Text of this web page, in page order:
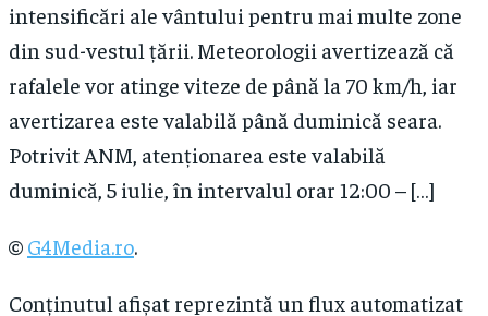
intensificări ale vântului pentru mai multe zone
din sud-vestul țării. Meteorologii avertizează că
rafalele vor atinge viteze de până la 70 km/h, iar
avertizarea este valabilă până duminică seara.
Potrivit ANM, atenționarea este valabilă
duminică, 5 iulie, în intervalul orar 12:00 – […]
© G4Media.ro.
Conținutul afișat reprezintă un flux automatizat